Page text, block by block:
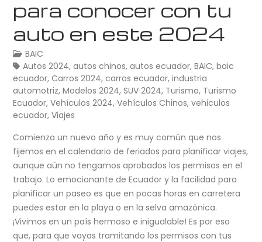
para conocer con tu
auto en este 2024
BAIC
Autos 2024,autos chinos,autos ecuador,BAIC,baic
ecuador,Carros 2024,carros ecuador,industria
automotriz,Modelos 2024,SUV 2024, Turismo, Turismo
Ecuador,Vehículos 2024,Vehículos Chinos,vehiculos
ecuador,Viajes
Comienza un nuevo año y es muy común que nos
fijemos en el calendario de feriados para planificar viajes,
aunque aún no tengamos aprobados los permisos en el
trabajo. Lo emocionante de Ecuador y la facilidad para
planificar un paseo es que en pocas horas en carretera
puedes estar en la playa o en la selva amazónica.
¡Vivimos en un país hermoso e inigualable! Es por eso
que, para que vayas tramitando los permisos con tus